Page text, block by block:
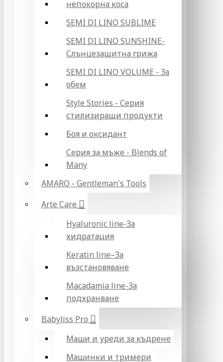
непокорна коса
SEMI DI LINO SUBLIME
SEMI DI LINO SUNSHINE-
Слънцезащитна грижа
SEMI DI LINO VOLUME - За
обем
Style Stories - Серия
стилизиращи продукти
Боя и оксидант
Серия за мъже - Blends of
Many
AMARO - Gentleman's Tools
Arte Care
Hyaluronic line-За
хидратация
Keratin line–За
възстановяване
Macadamia line-За
подхранване
Babyliss Pro
Маши и уреди за къдрене
Машинки и тримери